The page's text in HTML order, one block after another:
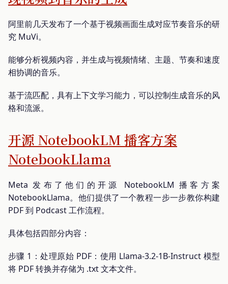
阿里前几天发布了一个基于视频画面生成对应节奏音乐的研
究 MuVi。
能够分析视频内容，并生成与视频情绪、主题、节奏和速度
相协调的音乐。
基于流匹配，具有上下文学习能力，可以控制生成音乐的风
格和流派。
开源 NotebookLM 播客方案
NotebookLlama
Meta 发布了他们的开源 NotebookLM 播客方案
NotebookLlama。他们提供了一个教程一步一步教你构建
PDF 到 Podcast 工作流程。
具体包括四部分内容：
步骤 1：处理原始 PDF：使用 Llama-3.2-1B-Instruct 模型
将 PDF 转换并存储为 .txt 文本文件。